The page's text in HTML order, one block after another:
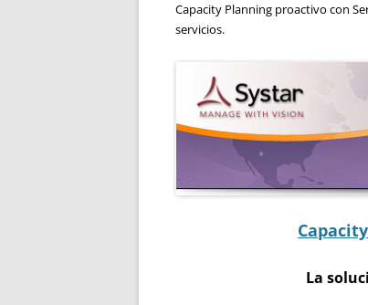
Capacity Planning proactivo con
servicios.
La